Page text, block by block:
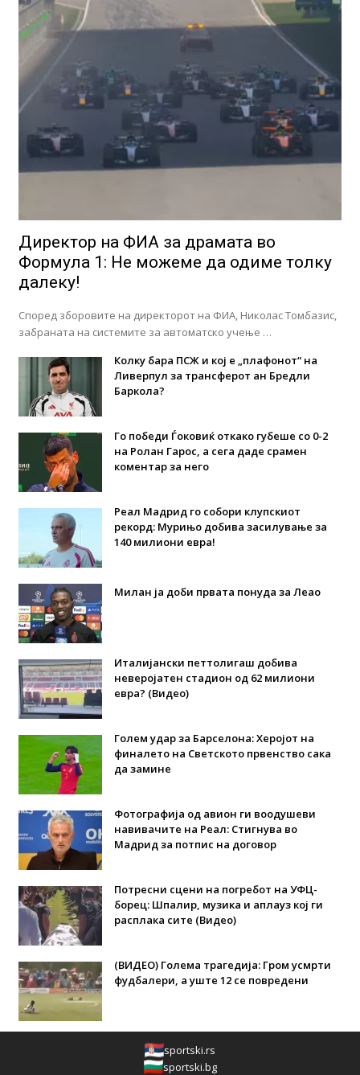
Директор на ФИА за драмата во
Формула 1: Не можеме да одиме толку
далеку!
Според зборовите на директорот на ФИА, Николас Томбазис,
забраната на системите за автоматско учење …
Колку бара ПСЖ и кој е „плафонот“ на
Ливерпул за трансферот ан Бредли
Баркола?
Го победи Ѓоковиќ откако губеше со 0-2
на Ролан Гарос, а сега даде срамен
коментар за него
Реал Мадрид го собори клупскиот
рекорд: Мурињо добива засилување за
140 милиони евра!
Милан ја доби првата понуда за Леао
Италијански петтолигаш добива
неверојатен стадион од 62 милиони
евра? (Видео)
Голем удар за Барселона: Херојот на
финалето на Светското првенство сака
да замине
Фотографија од авион ги воодушеви
навивачите на Реал: Стигнува во
Мадрид за потпис на договор
Потресни сцени на погребот на УФЦ-
борец: Шпалир, музика и аплауз кој ги
расплака сите (Видео)
(ВИДЕО) Голема трагедија: Гром усмрти
фудбалери, а уште 12 се повредени
sportski.rs
sportski.bg